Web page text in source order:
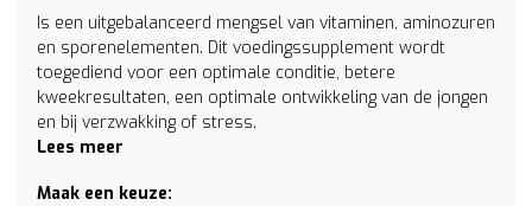
Is een uitgebalanceerd mengsel van vitaminen, aminozuren
en sporenelementen. Dit voedingssupplement wordt
toegediend voor een optimale conditie, betere
kweekresultaten, een optimale ontwikkeling van de jongen
en bij verzwakking of stress.
Lees meer
Maak een keuze: